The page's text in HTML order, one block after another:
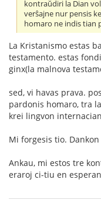
kontraŭdiri la Dian
verŝajne nur pensis
homaro ne indis tian
La Kristanismo estas
testamento. estas
ginx(la malnova
sed, vi havas prava.
pardonis homaro, tra
krei lingvon
Mi forgesis tio. Dankon
Ankau, mi estos tre
eraroj ci-tiu en